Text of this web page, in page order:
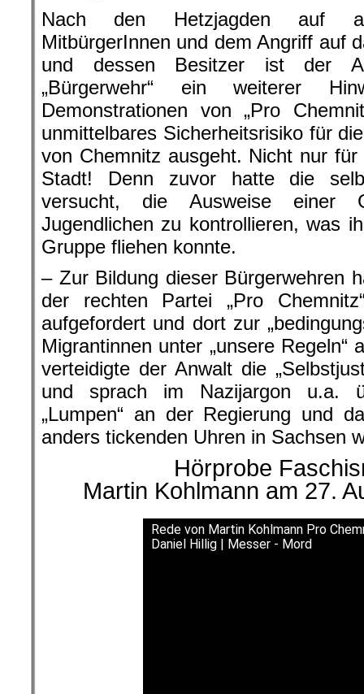
Nach den Hetzjagden auf
MitbürgerInnen und dem Angriff auf
und dessen Besitzer ist der
„Bürgerwehr“ ein weiterer
Demonstrationen von „Pro
unmittelbares Sicherheitsrisiko für
von Chemnitz ausgeht. Nicht nur
Stadt! Denn zuvor hatte die
versucht, die Ausweise einer
Jugendlichen zu kontrollieren, was
Gruppe fliehen konnte.
– Zur Bildung dieser Bürgerwehren
der rechten Partei „Pro
aufgefordert und dort zur
Migrantinnen unter „unsere Regeln“
verteidigte der Anwalt die
und sprach im Nazijargon u.a.
„Lumpen“ an der Regierung und
anders tickenden Uhren in Sachsen
Hörprobe
Martin Kohlmann am 27.
Rede von Martin Kohlmann Pro
Daniel Hillig | Messer - Mord